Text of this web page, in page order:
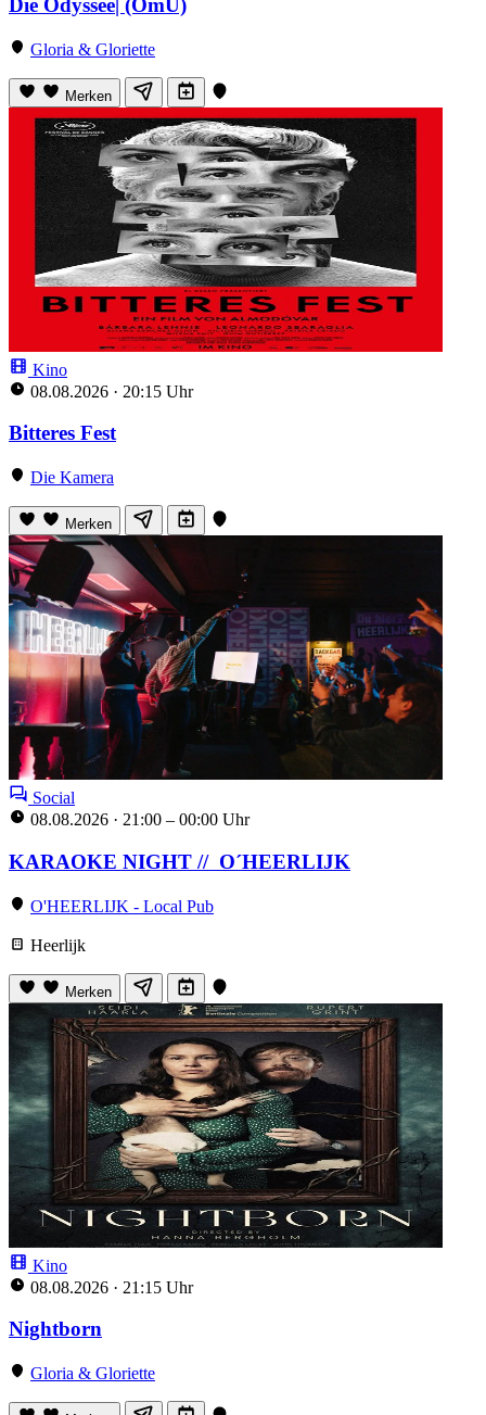
Die Odyssee| (OmU)
Gloria & Gloriette
Merken
Kino
08.08.2026 · 20:15 Uhr
Bitteres Fest
Die Kamera
Merken
Social
08.08.2026 · 21:00 – 00:00 Uhr
KARAOKE NIGHT // O´HEERLIJK
O'HEERLIJK - Local Pub
Heerlijk
Merken
Kino
08.08.2026 · 21:15 Uhr
Nightborn
Gloria & Gloriette